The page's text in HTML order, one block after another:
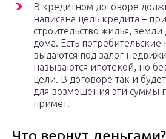
В кредитном договоре
написана цель кредита –
строительство жилья, земли
дома. Есть
выдаются под залог
называются ипотекой, но
цели. В договоре так и
для возмещения эти суммы
примет.